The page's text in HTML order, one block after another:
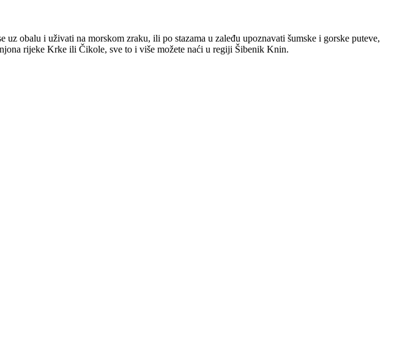
obalu i uživati na morskom zraku, ili po stazama u zaleđu upoznavati šumske i gorske puteve,
rijeke Krke ili Čikole, sve to i više možete naći u regiji Šibenik Knin.